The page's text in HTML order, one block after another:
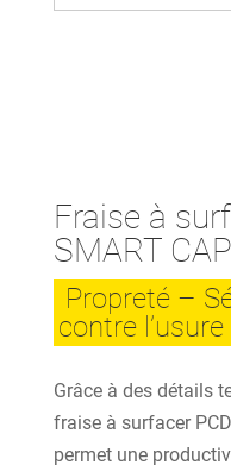
Fraise à
SMART
Propreté –
contre l’usure
Grâce à des détails
fraise à surfacer
permet une